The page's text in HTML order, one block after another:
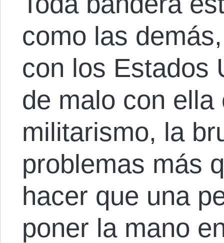
como las
con los Estados
de malo con
militarismo, la
problemas más
hacer que una
poner la mano